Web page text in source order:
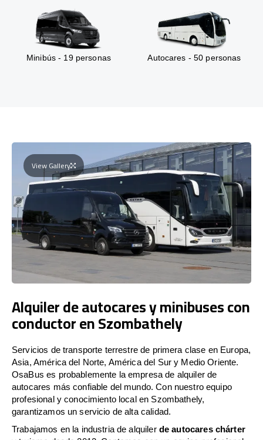
Minibús - 19 personas Autocares - 50 personas
View Gallery
Alquiler de autocares y minibuses con
conductor en Szombathely
Servicios de transporte terrestre de primera clase en Europa,
Asia, América del Norte, América del Sur y Medio Oriente.
OsaBus es probablemente la empresa de alquiler de
autocares más confiable del mundo. Con nuestro equipo
profesional y conocimiento local en Szombathely,
garantizamos un servicio de alta calidad.
Trabajamos en la industria de alquiler de autocares chárter